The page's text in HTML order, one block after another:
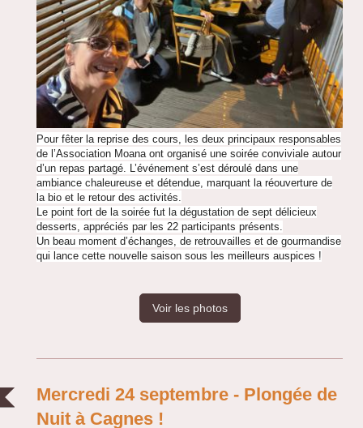
Pour fêter la reprise des cours, les deux principaux responsables
de l’Association Moana ont organisé une soirée conviviale autour
d’un repas partagé. L’événement s’est déroulé dans une
ambiance chaleureuse et détendue, marquant la réouverture de
la bio et le retour des activités.
Le point fort de la soirée fut la dégustation de sept délicieux
desserts, appréciés par les 22 participants présents.
Un beau moment d’échanges, de retrouvailles et de gourmandise
qui lance cette nouvelle saison sous les meilleurs auspices !
Voir les photos
Mercredi 24 septembre - Plongée de
Nuit à Cagnes !